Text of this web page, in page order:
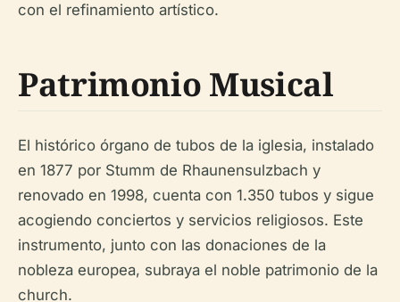
con el refinamiento artístico.
Patrimonio Musical
El histórico órgano de tubos de la iglesia, instalado
en 1877 por Stumm de Rhaunensulzbach y
renovado en 1998, cuenta con 1.350 tubos y sigue
acogiendo conciertos y servicios religiosos. Este
instrumento, junto con las donaciones de la
nobleza europea, subraya el noble patrimonio de la
church.